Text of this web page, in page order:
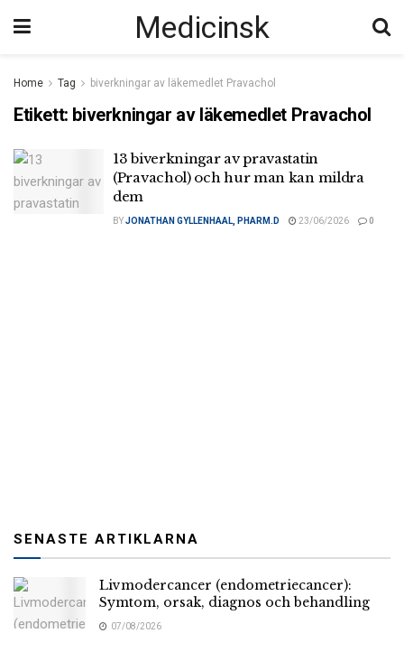
Medicinsk
Home Tag biverkningar av läkemedlet Pravachol
Etikett: biverkningar av läkemedlet Pravachol
13 biverkningar av pravastatin
(Pravachol) och hur man kan mildra
dem
BYJONATHAN GYLLENHAAL, PHARM.D 23/06/2026 0
SENASTE ARTIKLARNA
Livmodercancer (endometriecancer):
Symtom, orsak, diagnos och behandling
07/08/2026